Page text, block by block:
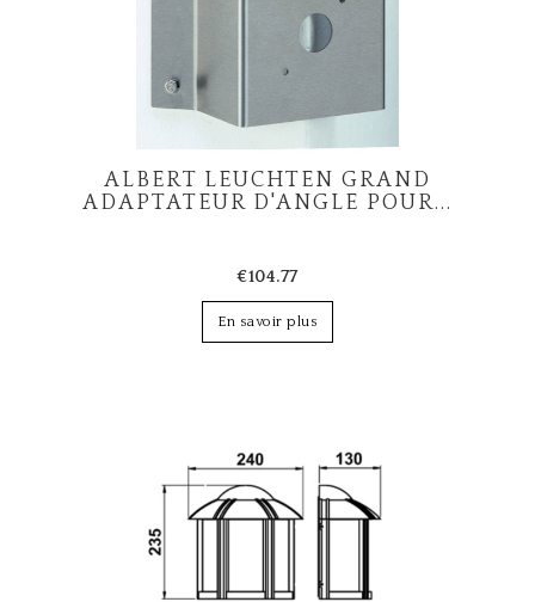
ALBERT LEUCHTEN GRAND
ADAPTATEUR D'ANGLE POUR...
€104.77
En savoir plus